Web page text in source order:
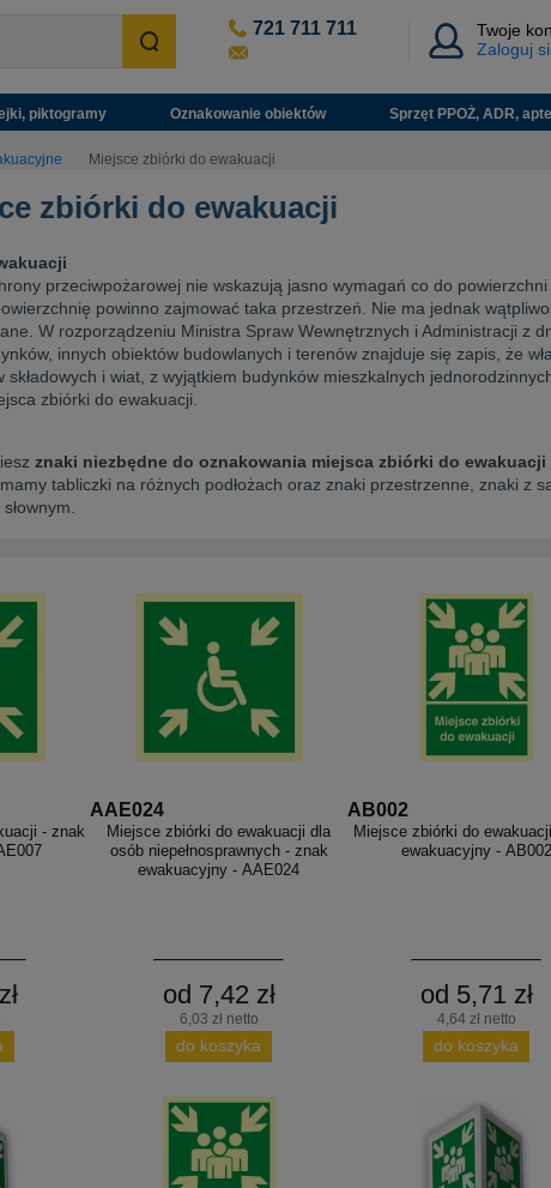
721 711 711
Twoje
Zaloguj
piktogramy Oznakowanie obiektów Sprzęt PPOŻ, ADR,
Miejsce zbiórki do ewakuacji
zbiórki do ewakuacji
przeciwpożarowej nie wskazują jasno wymagań co do
powinno zajmować taka przestrzeń. Nie ma jednak
W rozporządzeniu Ministra Spraw Wewnętrznych i Administracji z
innych obiektów budowlanych i terenów znajduje się zapis, że
składowych i wiat, z wyjątkiem budynków mieszkalnych
zbiórki do ewakuacji.
znaki niezbędne do oznakowania miejsca zbiórki do ewakuacji
tabliczki na różnych podłożach oraz znaki przestrzenne, znaki z
- znak
AAE024
Miejsce zbiórki do ewakuacji dla
osób niepełnosprawnych - znak
ewakuacyjny - AAE024
od 7,42 zł
6,03 zł netto
do koszyka
AB002
Miejsce zbiórki do
ewakuacyjny - AB002
od 5,71 zł
4,64 zł netto
do koszyka